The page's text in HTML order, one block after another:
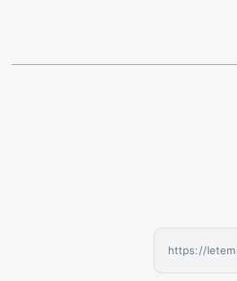
https://